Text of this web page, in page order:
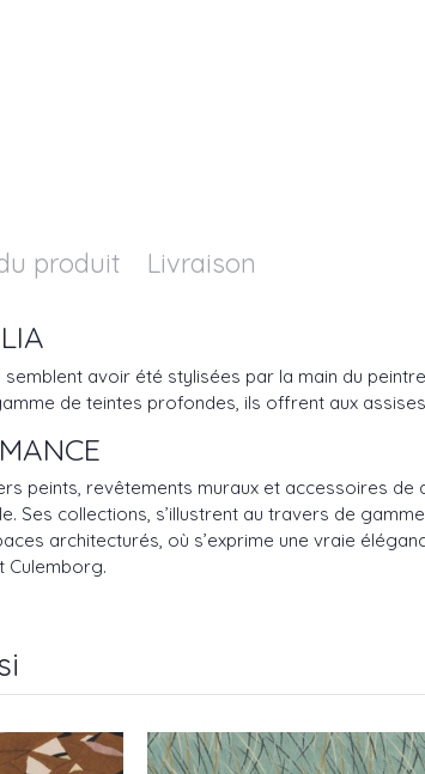
produit Livraison
avoir été stylisées par la main du
de teintes profondes, ils offrent aux
peints, revêtements muraux et accessoires
Ses collections, s’illustrent au travers de
architecturés, où s’exprime une vraie
Culemborg.